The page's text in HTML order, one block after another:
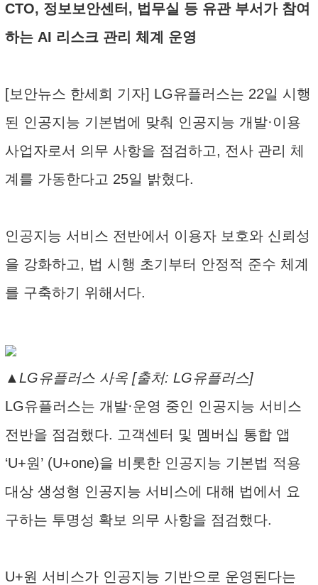
CTO, 정보보안센터, 법무실 등 유관 부서가 참여
하는 AI 리스크 관리 체계 운영
[보안뉴스 한세희 기자] LG유플러스는 22일 시행
된 인공지능 기본법에 맞춰 인공지능 개발·이용
사업자로서 의무 사항을 점검하고, 전사 관리 체
계를 가동한다고 25일 밝혔다.
인공지능 서비스 전반에서 이용자 보호와 신뢰성
을 강화하고, 법 시행 초기부터 안정적 준수 체계
를 구축하기 위해서다.
▲LG유플러스 사옥 [출처: LG유플러스]
LG유플러스는 개발·운영 중인 인공지능 서비스
전반을 점검했다. 고객센터 및 멤버십 통합 앱
‘U+원’ (U+one)을 비롯한 인공지능 기본법 적용
대상 생성형 인공지능 서비스에 대해 법에서 요
구하는 투명성 확보 의무 사항을 점검했다.
U+원 서비스가 인공지능 기반으로 운영된다는